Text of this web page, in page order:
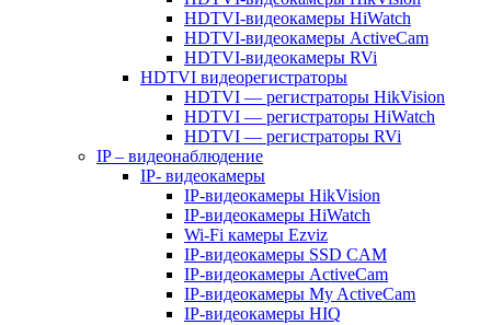
HDTVI-видеокамеры HiWatch
HDTVI-видеокамеры ActiveCam
HDTVI-видеокамеры RVi
HDTVI видеорегистраторы
HDTVI — регистраторы HikVision
HDTVI — регистраторы HiWatch
HDTVI — регистраторы RVi
IP – видеонаблюдение
IP- видеокамеры
IP-видеокамеры HikVision
IP-видеокамеры HiWatch
Wi-Fi камеры Ezviz
IP-видеокамеры SSD CAM
IP-видеокамеры ActiveCam
IP-видеокамеры My ActiveCam
IP-видеокамеры HIQ